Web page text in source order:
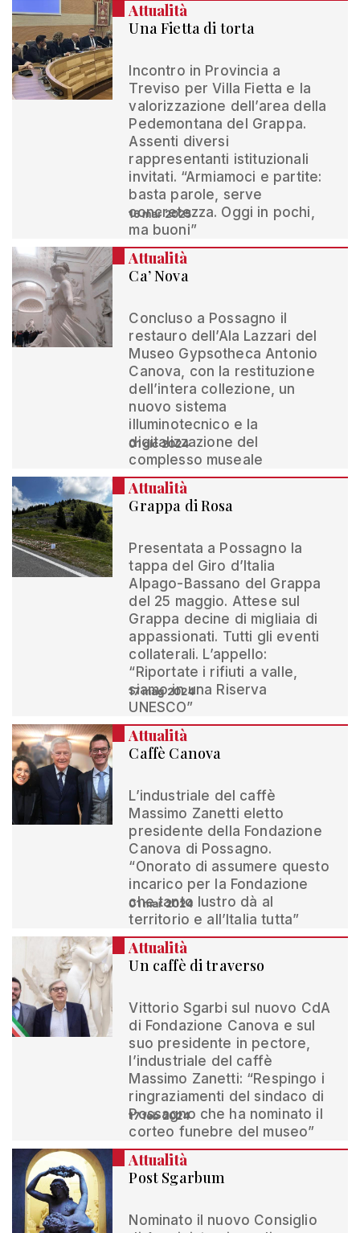
Attualità
Una Fietta di torta
Incontro in Provincia a
Treviso per Villa Fietta e la
valorizzazione dell’area della
Pedemontana del Grappa.
Assenti diversi
rappresentanti istituzionali
invitati. “Armiamoci e partite:
basta parole, serve
concretezza. Oggi in pochi,
ma buoni”
16 mar 2025
Attualità
Ca’ Nova
Concluso a Possagno il
restauro dell’Ala Lazzari del
Museo Gypsotheca Antonio
Canova, con la restituzione
dell’intera collezione, un
nuovo sistema
illuminotecnico e la
digitalizzazione del
complesso museale
01 dic 2024
Attualità
Grappa di Rosa
Presentata a Possagno la
tappa del Giro d’Italia
Alpago-Bassano del Grappa
del 25 maggio. Attese sul
Grappa decine di migliaia di
appassionati. Tutti gli eventi
collaterali. L’appello:
“Riportate i rifiuti a valle,
siamo in una Riserva
UNESCO”
17 mag 2024
Attualità
Caffè Canova
L’industriale del caffè
Massimo Zanetti eletto
presidente della Fondazione
Canova di Possagno.
“Onorato di assumere questo
incarico per la Fondazione
che tanto lustro dà al
territorio e all’Italia tutta”
01 mar 2024
Attualità
Un caffè di traverso
Vittorio Sgarbi sul nuovo CdA
di Fondazione Canova e sul
suo presidente in pectore,
l’industriale del caffè
Massimo Zanetti: “Respingo i
ringraziamenti del sindaco di
Possagno che ha nominato il
corteo funebre del museo”
17 feb 2024
Attualità
Post Sgarbum
Nominato il nuovo Consiglio